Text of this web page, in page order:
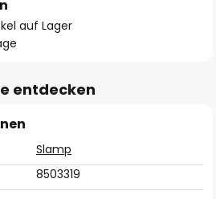
auf Lager
entdecken
Slamp
8503319